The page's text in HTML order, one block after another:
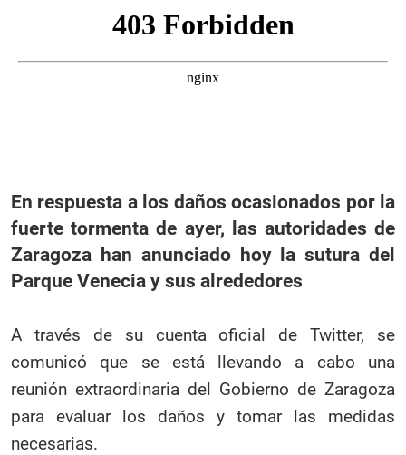
En respuesta a los daños ocasionados por la
fuerte tormenta de ayer, las autoridades de
Zaragoza han anunciado hoy la sutura del
Parque Venecia y sus alrededores
A través de su cuenta oficial de Twitter, se
comunicó que se está llevando a cabo una
reunión extraordinaria del Gobierno de Zaragoza
para evaluar los daños y tomar las medidas
necesarias.